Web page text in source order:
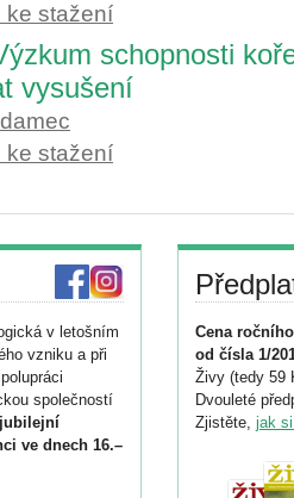
ke stažení
schopnosti
vysušení
ke stažení
v letošním
vzniku a při
společností
jubilejní
ve dnech 16.–
Cena
od čísla 1/
Živy (tedy 59
Dvouleté
Zjistěte, jak